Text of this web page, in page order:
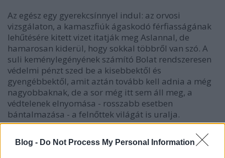
Blog - Do Not Process My Personal Information
Az egész egy gyerekcsínnyel indul: az orvosi
vizsgálaton, a kamaszfiúk ágaskodó férfiasságának
lehűtésére kitett vizet itatják meg Aslannal, de
hamarosan kiderül, hogy sokkal többről van szó. A
suli keménylegényének számító Bolat rendszeresen
védelmi pénzt szed be a kisebbektől és
gyengébbektől, amit aztán tovább kell adnia a még
nagyobbaknak, de a sor még itt sem áll meg, a
védtelenek elnyomása - rosszabb esetben
bántalmazása - a felnőttek világát is uralja.
A világ filmesei már sokszor körüljárták ezt a témát,
de Baigazin még azon túl is tudott újat mutatni,